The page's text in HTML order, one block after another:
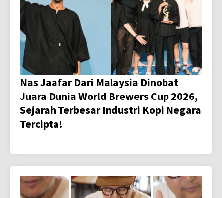
Nas Jaafar Dari Malaysia Dinobat
Juara Dunia World Brewers Cup 2026,
Sejarah Terbesar Industri Kopi Negara
Tercipta!